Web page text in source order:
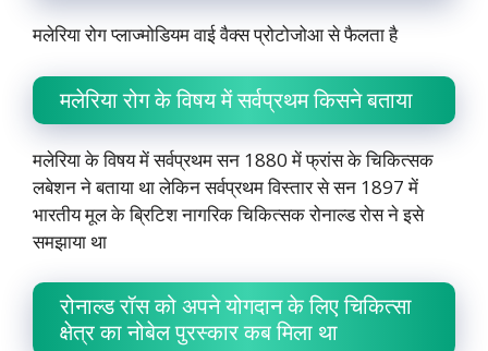
मलेरिया रोग प्लाज्मोडियम वाई वैक्स प्रोटोजोआ से फैलता है
मलेरिया रोग के विषय में सर्वप्रथम किसने बताया
मलेरिया के विषय में सर्वप्रथम सन 1880 में फ्रांस के चिकित्सक
लबेशन ने बताया था लेकिन सर्वप्रथम विस्तार से सन 1897 में
भारतीय मूल के ब्रिटिश नागरिक चिकित्सक रोनाल्ड रोस ने इसे
समझाया था
रोनाल्ड रॉस को अपने योगदान के लिए चिकित्सा
क्षेत्र का नोबेल पुरस्कार कब मिला था